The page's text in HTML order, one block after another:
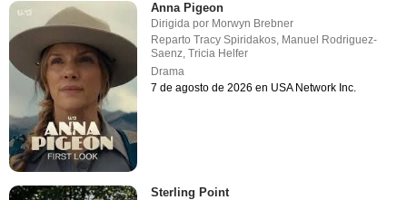
Anna Pigeon
Dirigida por Morwyn Brebner
RepartoTracy Spiridakos, Manuel Rodriguez-
Saenz,Tricia Helfer
Drama
7 de agosto de 2026 en USA Network Inc.
Sterling Point